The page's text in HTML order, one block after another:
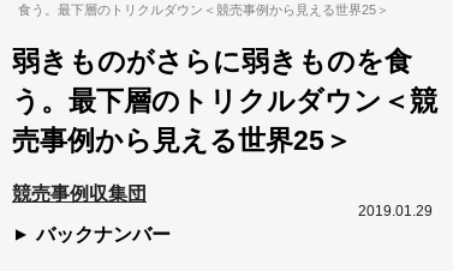
食う。最下層のトリクルダウン＜競売事例から見える世界25＞
弱きものがさらに弱きものを食
う。最下層のトリクルダウン＜競
売事例から見える世界25＞
競売事例収集団
バックナンバー
2019.01.29